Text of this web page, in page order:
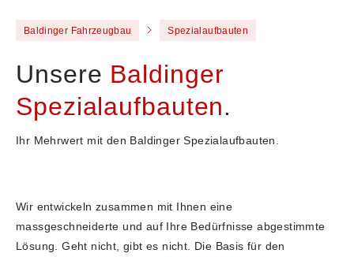
Baldinger Fahrzeugbau Spezialaufbauten
Unsere Baldinger
Spezialaufbauten.
Ihr Mehrwert mit den Baldinger Spezialaufbauten.
Wir entwickeln zusammen mit Ihnen eine
massgeschneiderte und auf Ihre Bedürfnisse abgestimmte
Lösung. Geht nicht, gibt es nicht. Die Basis für den